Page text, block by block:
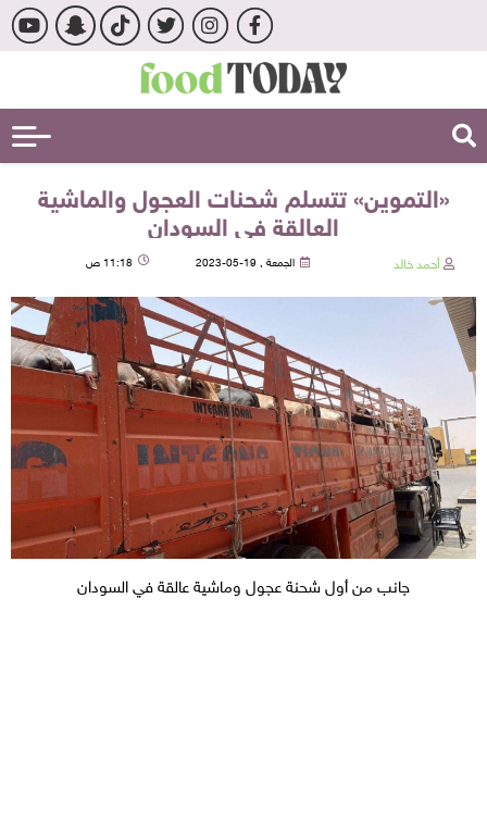
«التموين» تتسلم شحنات العجول والماشية
العالقة في السودان
أحمد خالد الجمعة , 19-05-2023 11:18 ص
جانب من أول شحنة عجول وماشية عالقة في السودان